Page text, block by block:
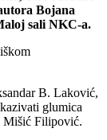
Bojana
sali NKC-a.
B. Laković,
glumica
Mišić Filipović.